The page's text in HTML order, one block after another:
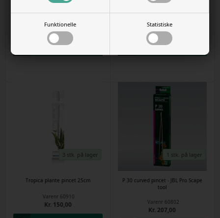
Funktionelle Statistiske
Varenr 60911
Kr. 201,00
Varenr 60912
Kr. 187,00
3 stk. på lager
Tropica plante pincet 25cm
Varenr 60910
Kr. 150,00
1 stk. på lager
P 30 curved pincet - JBL Pro Scape
tool
Varenr 60802
Kr. 207,00